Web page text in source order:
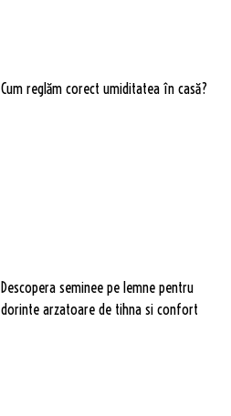
Cum reglăm corect umiditatea în casă?
Descopera seminee pe lemne pentru
dorinte arzatoare de tihna si confort